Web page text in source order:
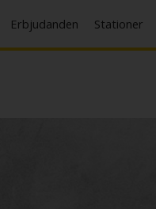
Erbjudanden Stationer